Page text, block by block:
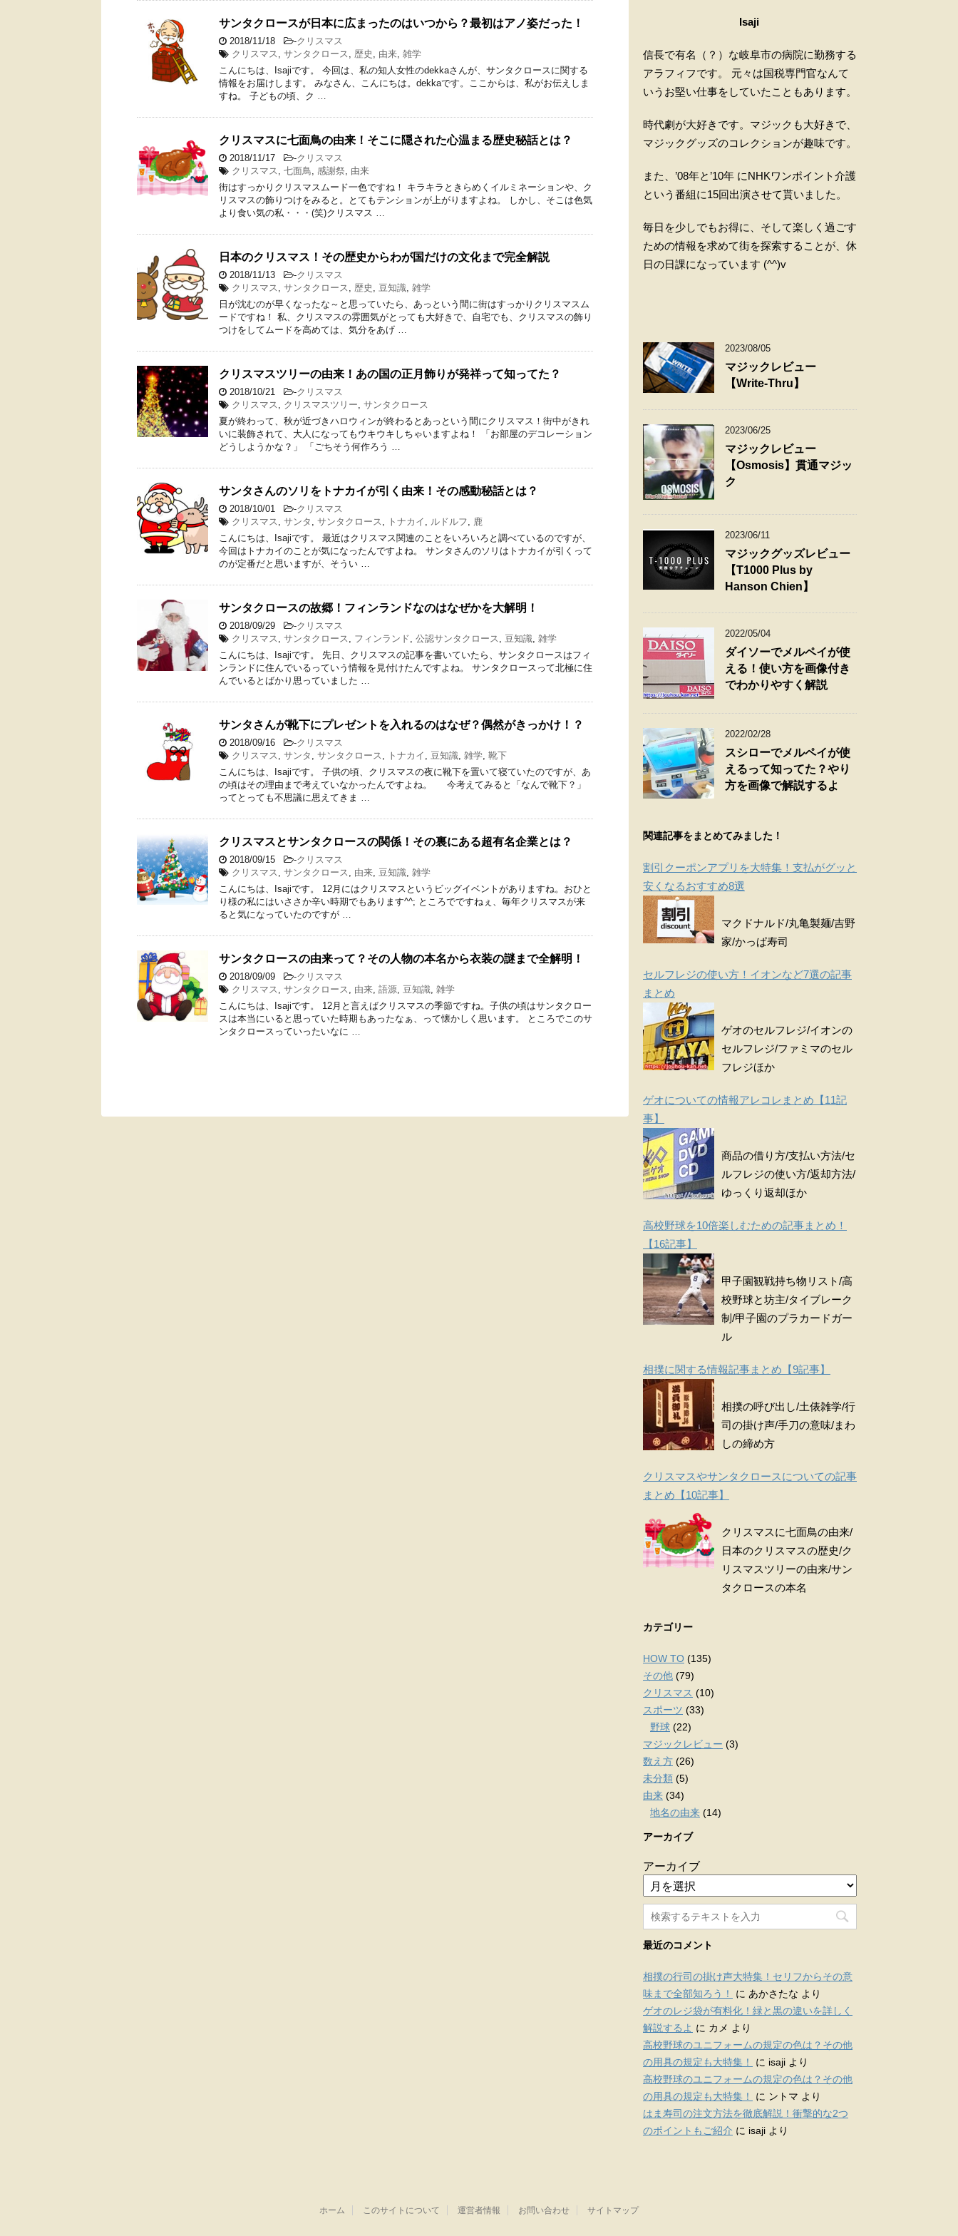
サンタクロースが日本に広まったのはいつから？最初はアノ姿だった！
2018/11/18 -クリスマス
クリスマス , サンタクロース , 歴史 , 由来, 雑学
こんにちは、Isajiです。 今回は、私の知人女性のdekkaさんが、サンタクロースに関する
情報をお届けします。 みなさん、こんにちは。dekkaです。ここからは、私がお伝えしま
すね。 子どもの頃、ク …
クリスマスに七面鳥の由来！そこに隠された心温まる歴史秘話とは？
2018/11/17 -クリスマス
クリスマス , 七面鳥, 感謝祭, 由来
街はすっかりクリスマスムード一色ですね！ キラキラときらめくイルミネーションや、ク
リスマスの飾りつけをみると。とてもテンションが上がりますよね。 しかし、そこは色気
より食い気の私・・・(笑)クリスマス …
日本のクリスマス！その歴史からわが国だけの文化まで完全解説
2018/11/13 -クリスマス
クリスマス , サンタクロース , 歴史 , 豆知識, 雑学
日が沈むのが早くなったな～と思っていたら、あっという間に街はすっかりクリスマスム
ードですね！ 私、クリスマスの雰囲気がとっても大好きで、自宅でも、クリスマスの飾り
つけをしてムードを高めては、気分をあげ …
クリスマスツリーの由来！あの国の正月飾りが発祥って知ってた？
2018/10/21 -クリスマス
クリスマス , クリスマスツリー, サンタクロース
夏が終わって、秋が近づきハロウィンが終わるとあっという間にクリスマス！街中がきれ
いに装飾されて、大人になってもウキウキしちゃいますよね！ 「お部屋のデコレーション
どうしようかな？」 「ごちそう何作ろう …
サンタさんのソリをトナカイが引く由来！その感動秘話とは？
2018/10/01 -クリスマス
クリスマス , サンタ , サンタクロース , トナカイ , ルドルフ, 鹿
こんにちは、Isajiです。 最近はクリスマス関連のことをいろいろと調べているのですが、
今回はトナカイのことが気になったんですよね。 サンタさんのソリはトナカイが引くって
のが定番だと思いますが、そうい …
サンタクロースの故郷！フィンランドなのはなぜかを大解明！
2018/09/29 -クリスマス
クリスマス , サンタクロース , フィンランド, 公認サンタクロース , 豆知識, 雑学
こんにちは、Isajiです。 先日、クリスマスの記事を書いていたら、サンタクロースはフィ
ンランドに住んでいるっていう情報を見付けたんですよね。 サンタクロースって北極に住
んでいるとばかり思っていました …
サンタさんが靴下にプレゼントを入れるのはなぜ？偶然がきっかけ！？
2018/09/16 -クリスマス
クリスマス , サンタ , サンタクロース , トナカイ , 豆知識, 雑学, 靴下
こんにちは、Isajiです。 子供の頃、クリスマスの夜に靴下を置いて寝ていたのですが、あ
の頃はその理由まで考えていなかったんですよね。 今考えてみると「なんで靴下？」
ってとっても不思議に思えてきま …
クリスマスとサンタクロースの関係！その裏にある超有名企業とは？
2018/09/15 -クリスマス
クリスマス , サンタクロース , 由来, 豆知識, 雑学
こんにちは、Isajiです。 12月にはクリスマスというビッグイベントがありますね。おひと
り様の私にはいささか辛い時期でもあります^^; ところでですねぇ、毎年クリスマスが来
ると気になっていたのですが …
サンタクロースの由来って？その人物の本名から衣装の謎まで全解明！
2018/09/09 -クリスマス
クリスマス , サンタクロース , 由来, 語源, 豆知識, 雑学
こんにちは、Isajiです。 12月と言えばクリスマスの季節ですね。子供の頃はサンタクロー
スは本当にいると思っていた時期もあったなぁ、って懐かしく思います。 ところでこのサ
ンタクロースっていったいなに …
Isaji
信長で有名（？）な岐阜市の病院に勤務する
アラフィフです。 元々は国税専門官なんて
いうお堅い仕事をしていたこともあります。
時代劇が大好きです。マジックも大好きで、
マジックグッズのコレクションが趣味です。
また、’08年と’10年 にNHKワンポイント介護
という番組に15回出演させて貰いました。
毎日を少しでもお得に、そして楽しく過ごす
ための情報を求めて街を探索することが、休
日の日課になっています (^^)v
2023/08/05
マジックレビュー
【Write-Thru】
2023/06/25
マジックレビュー
【Osmosis】貫通マジッ
ク
2023/06/11
マジックグッズレビュー
【T1000 Plus by
Hanson Chien】
2022/05/04
ダイソーでメルペイが使
える！使い方を画像付き
でわかりやすく解説
2022/02/28
スシローでメルペイが使
えるって知ってた？やり
方を画像で解説するよ
関連記事をまとめてみました！
割引クーポンアプリを大特集！支払がグッと
安くなるおすすめ8選
マクドナルド/丸亀製麺/吉野
家/かっぱ寿司
セルフレジの使い方！イオンなど7選の記事
まとめ
ゲオのセルフレジ/イオンの
セルフレジ/ファミマのセル
フレジほか
ゲオについての情報アレコレまとめ【11記
事】
商品の借り方/支払い方法/セ
ルフレジの使い方/返却方法/
ゆっくり返却ほか
高校野球を10倍楽しむための記事まとめ！
【16記事】
甲子園観戦持ち物リスト/高
校野球と坊主/タイブレーク
制/甲子園のプラカードガー
ル
相撲に関する情報記事まとめ【9記事】
相撲の呼び出し/土俵雑学/行
司の掛け声/手刀の意味/まわ
しの締め方
クリスマスやサンタクロースについての記事
まとめ【10記事】
クリスマスに七面鳥の由来/
日本のクリスマスの歴史/ク
リスマスツリーの由来/サン
タクロースの本名
カテゴリー
HOW TO (135)
その他 (79)
クリスマス (10)
スポーツ (33)
野球 (22)
マジックレビュー (3)
数え方 (26)
未分類 (5)
由来 (34)
地名の由来 (14)
アーカイブ
アーカイブ
最近のコメント
相撲の行司の掛け声大特集！セリフからその意
味まで全部知ろう！
に あかさたな より
ゲオのレジ袋が有料化！緑と黒の違いを詳しく
解説するよ に カメ より
高校野球のユニフォームの規定の色は？その他
の用具の規定も大特集！
に isaji より
高校野球のユニフォームの規定の色は？その他
の用具の規定も大特集！
に ントマ より
はま寿司の注文方法を徹底解説！衝撃的な2つ
のポイントもご紹介 に isaji より
ホーム このサイトについて 運営者情報 お問い合わせ サイトマップ